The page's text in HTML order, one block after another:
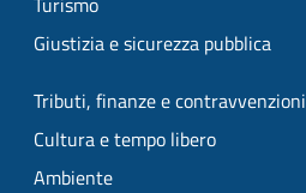
Giustizia e sicurezza pubblica
Tributi, finanze e contravvenzioni
Cultura e tempo libero
Ambiente